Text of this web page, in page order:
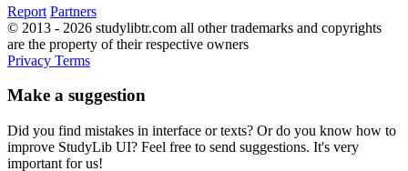
Report Partners
© 2013 - 2026 studylibtr.com all other trademarks and copyrights
are the property of their respective owners
Privacy Terms
Make a suggestion
Did you find mistakes in interface or texts? Or do you know how to
improve StudyLib UI? Feel free to send suggestions. It's very
important for us!